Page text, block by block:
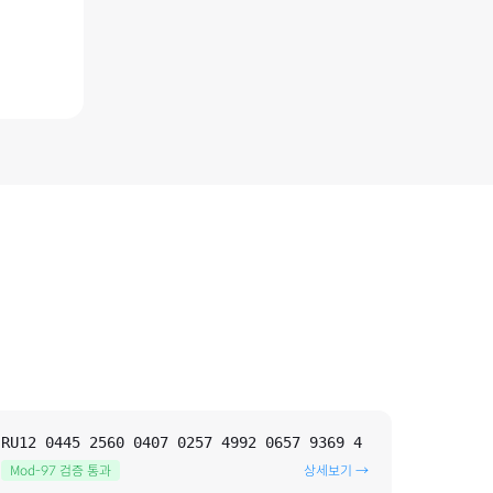
RU12 0445 2560 0407 0257 4992 0657 9369 4
Mod-97 검증 통과 상세보기 →